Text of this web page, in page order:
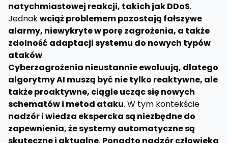
natychmiastowej reakcji, takich jak DDoS.
Jednakwciąż problemem pozostają fałszywe
alarmy, niewykryte w porę zagrożenia, a także
zdolność adaptacji systemu do nowych typów
ataków.
Cyberzagrożenia nieustannie ewoluują, dlatego
algorytmy AI muszą być nie tylko reaktywne, ale
także proaktywne, ciągle ucząc się nowych
schematów i metod ataku. W tym kontekście
nadzór i wiedza ekspercka są niezbędne do
zapewnienia, że systemy automatyczne są